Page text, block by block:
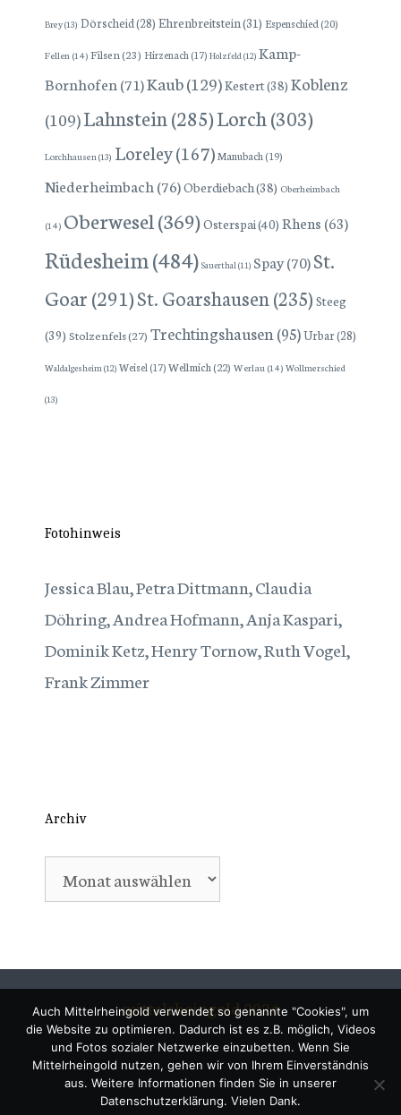
Brey(13) Dörscheid(28) Ehrenbreitstein(31) Espenschied (20)
Fellen (14) Filsen(23) Hirzenach (17) Holzfeld(12) Kamp-
Bornhofen (71)Kaub(129)Kestert(38) Koblenz
(109)Lahnstein(285)Lorch(303)
Lorchhausen (13) Loreley(167)Manubach (19)
Niederheimbach (76)Oberdiebach(38) Oberheimbach
(14) Oberwesel(369)Osterspai(40) Rhens (63)
Rüdesheim(484) Sauerthal(11) Spay(70)St.
Goar(291)St. Goarshausen (235) Steeg
(39) Stolzenfels(27) Trechtingshausen (95)Urbar(28)
Waldalgesheim(12) Weisel (17)Wellmich (22) Werlau (14) Wollmerschied
(13)
Fotohinweis
Jessica Blau, Petra Dittmann, Claudia
Döhring, Andrea Hofmann, Anja Kaspari,
Dominik Ketz, Henry Tornow, Ruth Vogel,
Frank Zimmer
Archiv
Archiv
mittelrheingold 2024
Auch Mittelrheingold verwendet so genannte "Cookies", um
die Website zu optimieren. Dadurch ist es z.B. möglich, Videos
und Fotos sozialer Netzwerke einzubetten. Wenn Sie
Mittelrheingold nutzen, gehen wir von Ihrem Einverständnis
aus. Weitere Informationen finden Sie in unserer
Datenschutzerklärung. Vielen Dank.